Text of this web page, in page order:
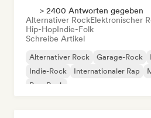
> 2400 Antworten gegeben
Alternativer RockElektronischer
Hip-HopIndie-Folk
Schreibe Artikel
Alternativer Rock Garage-Rock
Indie-Rock
Internationaler Rap
Pop-Rock